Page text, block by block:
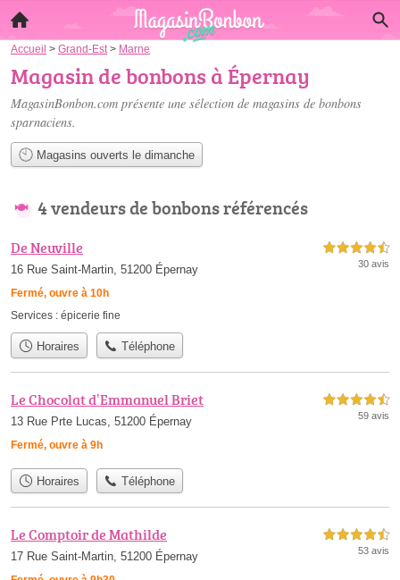
Accueil > Grand-Est > Marne
Magasin de bonbons à Épernay
MagasinBonbon.com présente une sélection de magasins de bonbons
sparnaciens.
Magasins ouverts le dimanche
4 vendeurs de bonbons référencés
De Neuville
16 Rue Saint-Martin, 51200 Épernay
Fermé, ouvre à 10h
4,5 étoiles sur 5
30 avis
Services : épicerie fine
Horaires Téléphone
Le Chocolat d’Emmanuel Briet
13 Rue Prte Lucas, 51200 Épernay
Fermé, ouvre à 9h
4,5 étoiles sur 5
59 avis
Horaires Téléphone
Le Comptoir de Mathilde
17 Rue Saint-Martin, 51200 Épernay
4,5 étoiles sur 5
53 avis